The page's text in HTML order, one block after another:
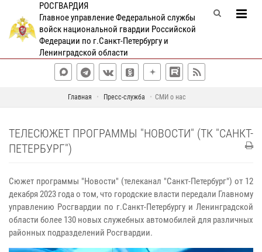
РОСГВАРДИЯ
Главное управление Федеральной службы
войск национальной гвардии Российской
Федерации по г.Санкт-Петербургу и
Ленинградской области
Главная Пресс-служба СМИ о нас
ТЕЛЕСЮЖЕТ ПРОГРАММЫ "НОВОСТИ" (ТК "САНКТ-
ПЕТЕРБУРГ")
Сюжет программы "Новости" (телеканал "Санкт-Петербург") от 12
декабря 2023 года о том, что городские власти передали Главному
управлению Росгвардии по г.Санкт-Петербургу и Ленинградской
области более 130 новых служебных автомобилей для различных
районных подразделений Росгвардии.